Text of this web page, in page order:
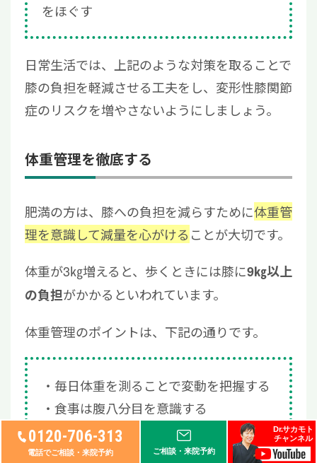
0120-706-313
電話でご相談・来院予約 ご相談・来院予約
Dr.サカモト
チャンネル
をほぐす
日常生活では、上記のような対策を取ることで
膝の負担を軽減させる工夫をし、変形性膝関節
症のリスクを増やさないようにしましょう。
体重管理を徹底する
肥満の方は、膝への負担を減らすために体重管
理を意識して減量を心がける ことが大切です。
体重が3㎏増えると、歩くときには膝に9㎏以上
の負担がかかるといわれています。
体重管理のポイントは、下記の通りです。
毎日体重を測ることで変動を把握する
食事は腹八分目を意識する
野菜から食べ、血糖値の上昇を緩やか
にする